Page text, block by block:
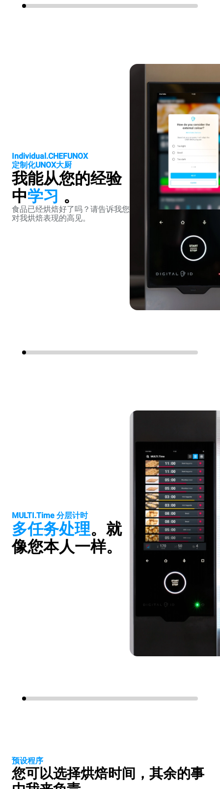
Individual.CHEFUNOX
定制化UNOX大厨
我能从您的经验
中学习 。
食品已经烘焙好了吗？请告诉我您
对我烘焙表现的高见。
MULTI.Time 分层计时
多任务处理。 就
像您本人一样。
预设程序
您可以选择烘焙时间，其余的事